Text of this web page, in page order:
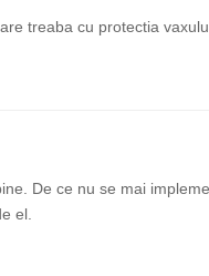
treaba cu protectia
De ce nu se mai
el.